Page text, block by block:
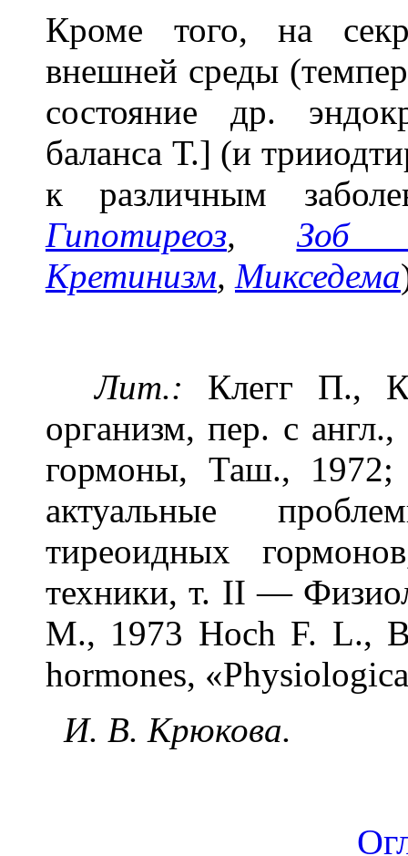
Кроме того, на
внешней среды
состояние др.
баланса Т.] (и
к различным
Гипотиреоз, Зоб
Кретинизм, Микседема
Лит.: Клегг П.,
организм, пер. с
гормоны, Таш.,
актуальные
тиреоидных
техники, т. II —
М., 1973 Hoch F. L.,
hormones,
И. В. Крюкова.